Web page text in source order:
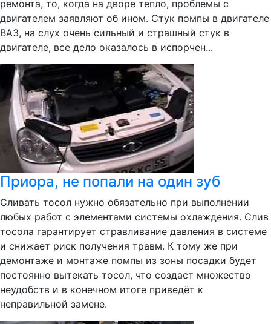
ремонта, то, когда на дворе тепло, проблемы с
двигателем заявляют об ином. Стук помпы в двигателе
ВАЗ, на слух очень сильный и страшный стук в
двигателе, все дело оказалось в испорчен...
Приора, не попали на один зуб
Сливать тосол нужно обязательно при выполнении
любых работ с элементами системы охлаждения. Слив
тосола гарантирует стравливание давления в системе
и снижает риск получения травм. К тому же при
демонтаже и монтаже помпы из зоны посадки будет
постоянно вытекать тосол, что создаст множество
неудобств и в конечном итоге приведёт к
неправильной замене.